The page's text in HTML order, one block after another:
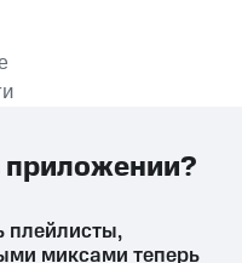
плейлисты,
миксами теперь